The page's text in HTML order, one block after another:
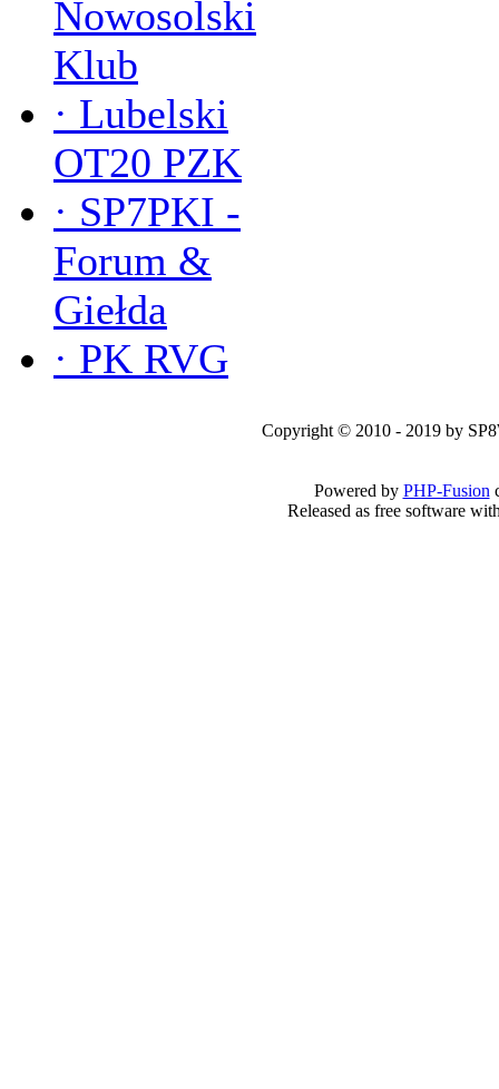
Nowosolski
Klub
· Lubelski
OT20 PZK
· SP7PKI -
Forum &
Giełda
· PK RVG
Copyright © 2010 - 2019 by
Powered by PHP-Fusion
Released as free software